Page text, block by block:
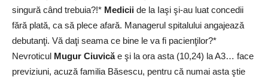
singură când trebuia?!* Medicii de la Iaşi şi-au luat concedii
fără plată, ca să plece afară. Managerul spitalului angajează
debutanţi. Vă daţi seama ce bine le va fi pacienţilor?*
Nevroticul Mugur Ciuvicăe şi la ora asta (10,24) la A3… face
previziuni, acuză familia Băsescu, pentru că numai asta ştie